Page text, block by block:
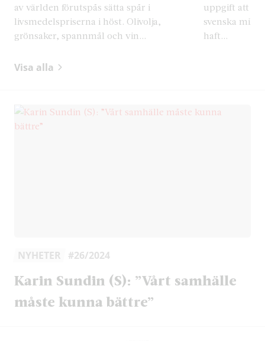
av världen förutspås sätta spår i
livsmedelspriserna i höst. Olivolja,
grönsaker, spannmål och vin...
uppgift att ha
svenska
haft...
Visa alla
NYHETER #26/2024
Karin Sundin (S): ”Vårt samhälle
måste kunna bättre”